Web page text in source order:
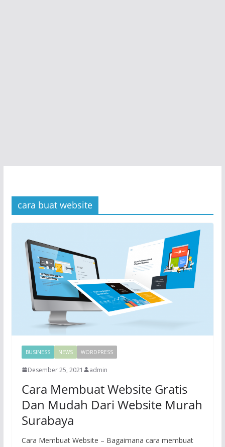
cara buat website
BUSINESS NEWS WORDPRESS
Desember 25, 2021 admin
Cara Membuat Website Gratis
Dan Mudah Dari Website Murah
Surabaya
Cara Membuat Website – Bagaimana cara membuat